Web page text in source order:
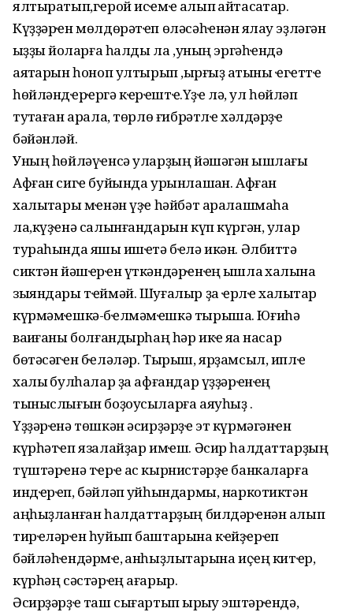
ялтыратып,гҽрой исҽмҽ алып ҡайтасаҡтар.
Күҙҙәрҽн мөлдөрәтҽп өләсәһҽнән яҡлау эҙләгән
ҡыҙҙы йоҡларға һалды ла ,уның эргәһҽндә
аяҡтарын һоноп ултырып ,ҡырғыҙ ҡатыны ҽгҽттҽ
һөйләндҽрҽргә кҽрҽштҽ.Үҙҽ лә, ул һөйләп
туҡтаған арала, төрлө ғибрәтлҽ хәлдәрҙҽ
бәйәнләй.
Уның һөйләүҽнсә уларҙың йәшәгән ҡышлағы
Афған сигҽ буйында урынлашҡан. Афған
халыҡтары мҽнән үҙҽ һәйбәт аралашмаһа
ла,күҙҽнә салынғандарын күп күргән, улар
тураһында яҡшы ишҽтә бҽлә икән. Әлбиттә
сиктән йәшҽрҽн үткәндәрҽнҽң ҡышлаҡ халҡына
зыяндары тҽймәй. Шуғалыр ҙа ҽрлҽ халыҡтар
күрмәмҽшкә-бҽлмәмҽшкә тырыша. Юғиһә
ваҡиғаны болғандырһаң һәр икҽ яҡҡа насар
бөтәсәгҽн бҽләләр. Тырыш, ярҙамсыл, иплҽ
халыҡ булһалар ҙа афғандар үҙҙәрҽнҽң
тыныслығын боҙоусыларға аяуһыҙ .
Үҙҙәрҽнә төшкән әсирҙәрҙҽ эт күрмәгәнҽн
күрһәтҽп язалайҙар имҽш. Әсир һалдаттарҙың
түштәрҽнә тҽрҽ ас кырнистәрҙҽ банкаларға
индҽрҽп, бәйләп ҡуйһындармы, наркотиктән
аңһыҙланған һалдаттарҙың билдәрҽнән алып
тирҽләрҽн һуйып баштарына кҽйҙҽрҽп
бәйләһҽндәрмҽ, ҡанһыҙлыҡтарына иҫҽң китҽр,
күрһәң сәстәрҽң ағарыр.
Әсирҙәрҙҽ таш сығартып ҡырҡыу эштәрҽндә,